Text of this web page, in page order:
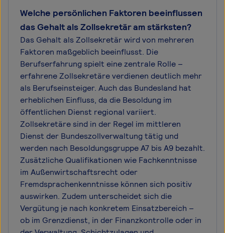
Welche persönlichen Faktoren beeinflussen
das Gehalt als Zollsekretär am stärksten?
Das Gehalt als Zollsekretär wird von mehreren
Faktoren maßgeblich beeinflusst. Die
Berufserfahrung spielt eine zentrale Rolle –
erfahrene Zollsekretäre verdienen deutlich mehr
als Berufseinsteiger. Auch das Bundesland hat
erheblichen Einfluss, da die Besoldung im
öffentlichen Dienst regional variiert.
Zollsekretäre sind in der Regel im mittleren
Dienst der Bundeszollverwaltung tätig und
werden nach Besoldungsgruppe A7 bis A9 bezahlt.
Zusätzliche Qualifikationen wie Fachkenntnisse
im Außenwirtschaftsrecht oder
Fremdsprachenkenntnisse können sich positiv
auswirken. Zudem unterscheidet sich die
Vergütung je nach konkretem Einsatzbereich –
ob im Grenzdienst, in der Finanzkontrolle oder in